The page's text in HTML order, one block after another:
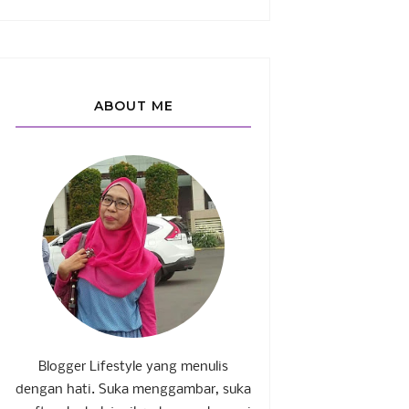
ABOUT ME
Blogger Lifestyle yang menulis
dengan hati. Suka menggambar, suka